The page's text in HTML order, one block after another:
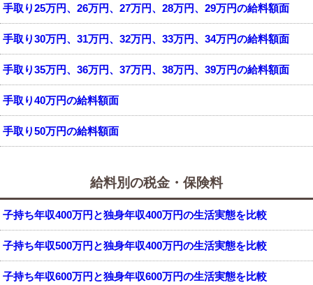
手取り25万円、26万円、27万円、28万円、29万円の給料額面
手取り30万円、31万円、32万円、33万円、34万円の給料額面
手取り35万円、36万円、37万円、38万円、39万円の給料額面
手取り40万円の給料額面
手取り50万円の給料額面
給料別の税金・保険料
子持ち年収400万円と独身年収400万円の生活実態を比較
子持ち年収500万円と独身年収400万円の生活実態を比較
子持ち年収600万円と独身年収600万円の生活実態を比較